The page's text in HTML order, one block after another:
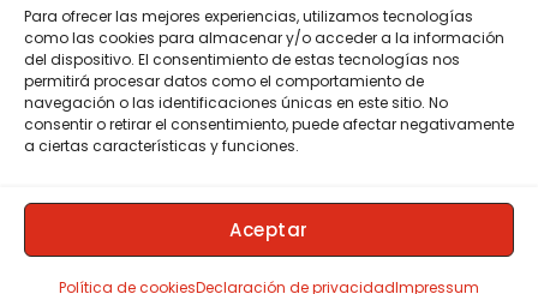
Para ofrecer las mejores experiencias, utilizamos tecnologías
como las cookies para almacenar y/o acceder a la información
del dispositivo. El consentimiento de estas tecnologías nos
permitirá procesar datos como el comportamiento de
navegación o las identificaciones únicas en este sitio. No
consentir o retirar el consentimiento, puede afectar negativamente
a ciertas características y funciones.
Aceptar
Política de cookiesDeclaración de privacidadImpressum
Política De Privacidad
Política De Cookies
Aviso Legal
© 2015 - 2026 . Todos los derechos reservados.
Contacto
Membresias